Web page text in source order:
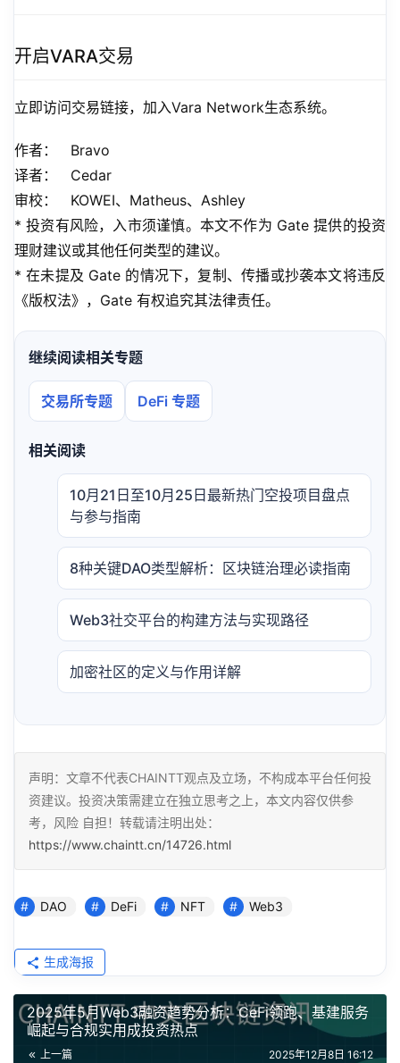
开启VARA交易
立即访问交易链接，加入Vara Network生态系统。
作者：   Bravo
译者：   Cedar
审校：   KOWEI、Matheus、Ashley
* 投资有风险，入市须谨慎。本文不作为 Gate 提供的投资
理财建议或其他任何类型的建议。
* 在未提及 Gate 的情况下，复制、传播或抄袭本文将违反
《版权法》，Gate 有权追究其法律责任。
继续阅读相关专题
交易所专题 DeFi 专题
相关阅读
10月21日至10月25日最新热门空投项目盘点
与参与指南
8种关键DAO类型解析：区块链治理必读指南
Web3社交平台的构建方法与实现路径
加密社区的定义与作用详解
声明：文章不代表CHAINTT观点及立场，不构成本平台任何投
资建议。投资决策需建立在独立思考之上，本文内容仅供参
考，风险 自担！转载请注明出处：
https://www.chaintt.cn/14726.html
DAO DeFi NFT Web3
生成海报
2025年5月Web3融资趋势分析：CeFi领跑、基建服务
崛起与合规实用成投资热点
上一篇 2025年12月8日 16:12